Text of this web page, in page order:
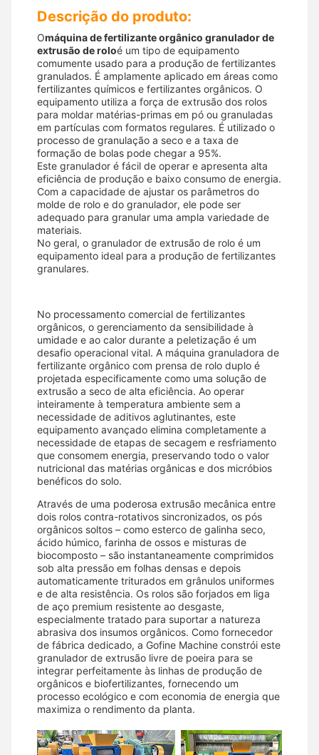
Descrição do produto:
Omáquina de fertilizante orgânico granulador de
extrusão de roloé um tipo de equipamento
comumente usado para a produção de fertilizantes
granulados. É amplamente aplicado em áreas como
fertilizantes químicos e fertilizantes orgânicos. O
equipamento utiliza a força de extrusão dos rolos
para moldar matérias-primas em pó ou granuladas
em partículas com formatos regulares. É utilizado o
processo de granulação a seco e a taxa de
formação de bolas pode chegar a 95%.
Este granulador é fácil de operar e apresenta alta
eficiência de produção e baixo consumo de energia.
Com a capacidade de ajustar os parâmetros do
molde de rolo e do granulador, ele pode ser
adequado para granular uma ampla variedade de
materiais.
No geral, o granulador de extrusão de rolo é um
equipamento ideal para a produção de fertilizantes
granulares.
No processamento comercial de fertilizantes
orgânicos, o gerenciamento da sensibilidade à
umidade e ao calor durante a peletização é um
desafio operacional vital. A máquina granuladora de
fertilizante orgânico com prensa de rolo duplo é
projetada especificamente como uma solução de
extrusão a seco de alta eficiência. Ao operar
inteiramente à temperatura ambiente sem a
necessidade de aditivos aglutinantes, este
equipamento avançado elimina completamente a
necessidade de etapas de secagem e resfriamento
que consomem energia, preservando todo o valor
nutricional das matérias orgânicas e dos micróbios
benéficos do solo.
Através de uma poderosa extrusão mecânica entre
dois rolos contra-rotativos sincronizados, os pós
orgânicos soltos – como esterco de galinha seco,
ácido húmico, farinha de ossos e misturas de
biocomposto – são instantaneamente comprimidos
sob alta pressão em folhas densas e depois
automaticamente triturados em grânulos uniformes
e de alta resistência. Os rolos são forjados em liga
de aço premium resistente ao desgaste,
especialmente tratado para suportar a natureza
abrasiva dos insumos orgânicos. Como fornecedor
de fábrica dedicado, a Gofine Machine constrói este
granulador de extrusão livre de poeira para se
integrar perfeitamente às linhas de produção de
orgânicos e biofertilizantes, fornecendo um
processo ecológico e com economia de energia que
maximiza o rendimento da planta.